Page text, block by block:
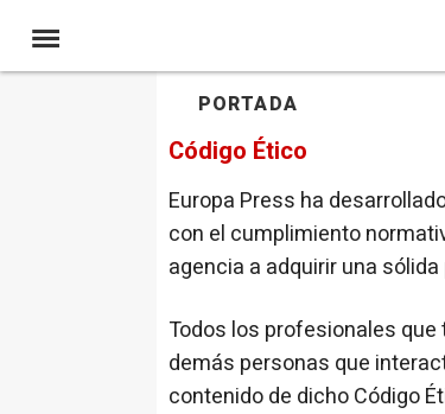
PORTADA
Código Ético
Europa Press ha
con el cumplimiento
agencia a adquirir una
Todos los profesionales
demás personas que
contenido de dicho Código